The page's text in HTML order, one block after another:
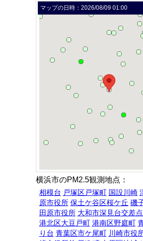
マップの日時：2026/08/09 01:00
横浜市のPM2.5観測地点：
相模台 戸塚区戸塚町 国設川崎
原市役所 保土ケ谷区桜ケ丘 磯
田原市役所 大和市深見台交差点
港北区大豆戸町 港南区野庭町
り台 青葉区市ケ尾町 川崎市役